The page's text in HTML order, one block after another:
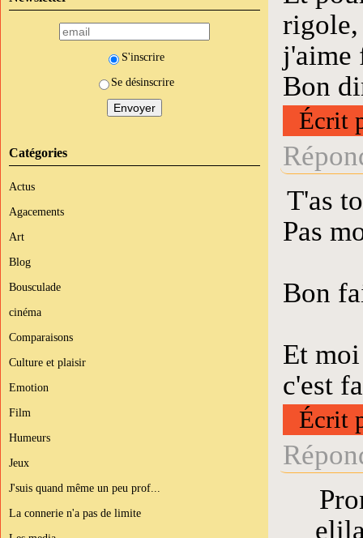
S'inscrire
Se désinscrire
Catégories
Actus
Agacements
Art
Blog
Bousculade
cinéma
Comparaisons
Culture et plaisir
Emotion
Film
Humeurs
Jeux
J'suis quand même un peu prof...
La connerie n'a pas de limite
rigole,
j'aime
Bon
Écrit
T'as
Pas
Bon
Et
c'est
Écrit